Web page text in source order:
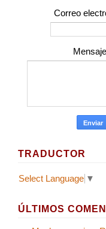
Correo
Mensaje
TRADUCTOR
Select Language ▼
ÚLTIMOS